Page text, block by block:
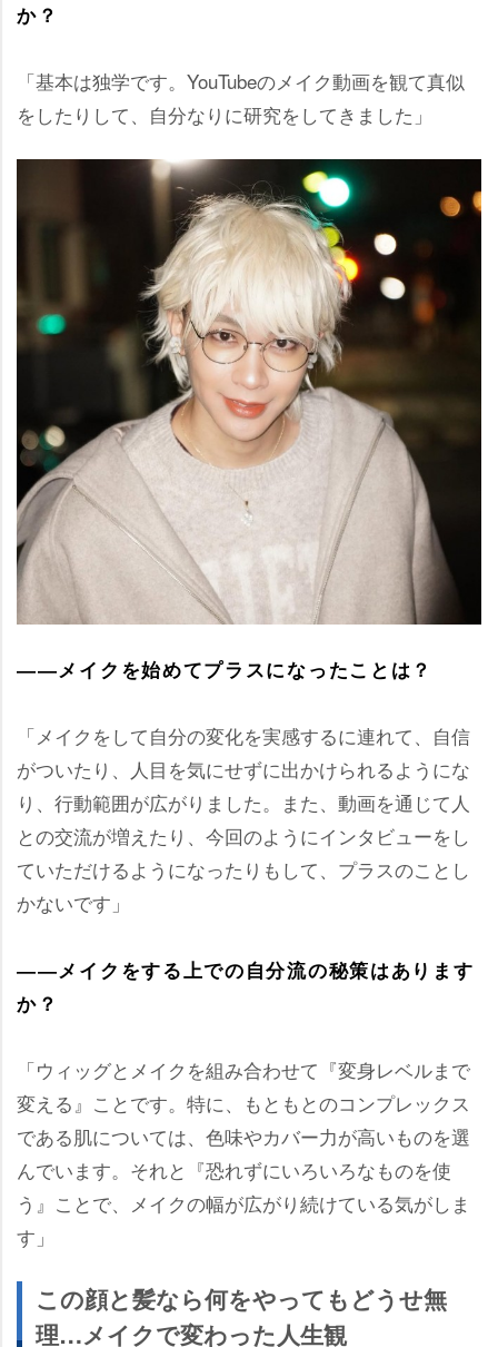
か？
「基本は独学です。YouTubeのメイク動画を観て真似
をしたりして、自分なりに研究をしてきました」
――メイクを始めてプラスになったことは？
「メイクをして自分の変化を実感するに連れて、自信
がついたり、人目を気にせずに出かけられるようにな
り、行動範囲が広がりました。また、動画を通じて人
との交流が増えたり、今回のようにインタビューをし
ていただけるようになったりもして、プラスのことし
かないです」
――メイクをする上での自分流の秘策はあります
か？
「ウィッグとメイクを組み合わせて『変身レベルまで
変える』ことです。特に、もともとのコンプレックス
である肌については、色味やカバー力が高いものを選
んでいます。それと『恐れずにいろいろなものを使
う』ことで、メイクの幅が広がり続けている気がしま
す」
この顔と髪なら何をやってもどうせ無
理…メイクで変わった人生観